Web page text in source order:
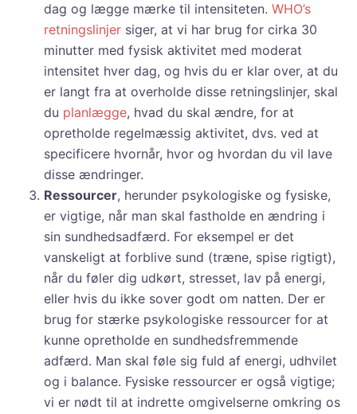
dag og lægge mærke til intensiteten. WHO’s
retningslinjer siger, at vi har brug for cirka 30
minutter med fysisk aktivitet med moderat
intensitet hver dag, og hvis du er klar over, at du
er langt fra at overholde disse retningslinjer, skal
du planlægge, hvad du skal ændre, for at
opretholde regelmæssig aktivitet, dvs. ved at
specificere hvornår, hvor og hvordan du vil lave
disse ændringer.
Ressourcer, herunder psykologiske og fysiske,
er vigtige, når man skal fastholde en ændring i
sin sundhedsadfærd. For eksempel er det
vanskeligt at forblive sund (træne, spise rigtigt),
når du føler dig udkørt, stresset, lav på energi,
eller hvis du ikke sover godt om natten. Der er
brug for stærke psykologiske ressourcer for at
kunne opretholde en sundhedsfremmende
adfærd. Man skal føle sig fuld af energi, udhvilet
og i balance. Fysiske ressourcer er også vigtige;
vi er nødt til at indrette omgivelserne omkring os